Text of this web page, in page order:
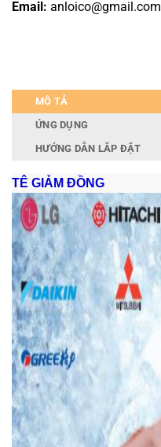
Email: anloico@gmail.com
MÔ TẢ
ỨNG DỤNG
HƯỚNG DẪN LẮP ĐẶT
TÊ GIẢM ĐỒNG